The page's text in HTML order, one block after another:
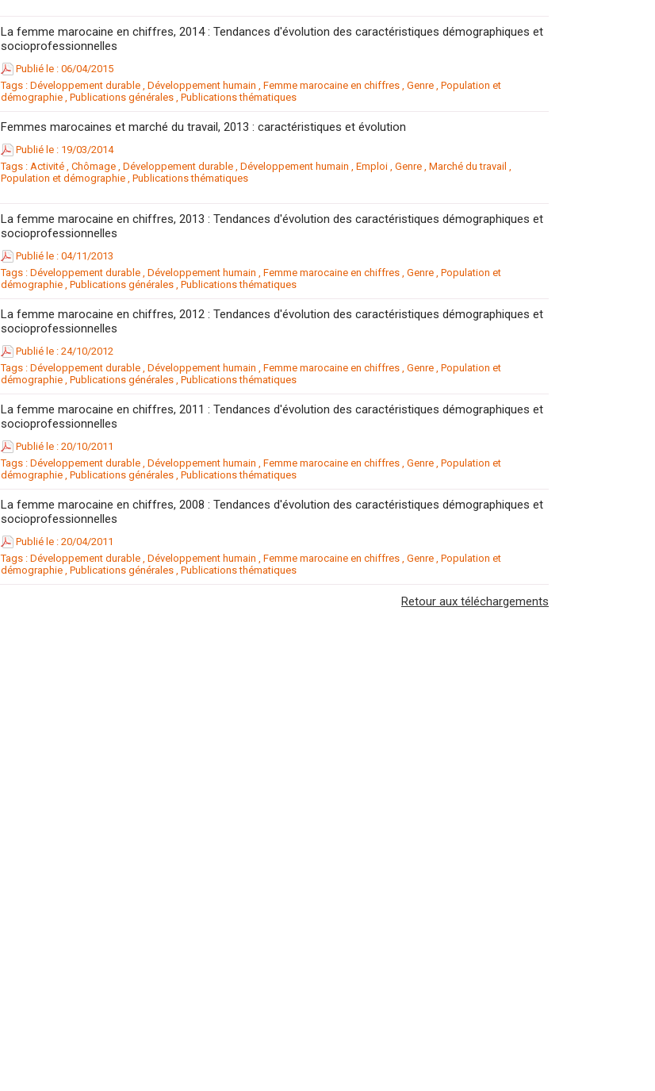
La femme marocaine en chiffres, 2014 : Tendances d'évolution des caractéristiques démographiques et
socioprofessionnelles
Publié le : 06/04/2015
Tags : Développement durable , Développement humain , Femme marocaine en chiffres , Genre , Population et
démographie , Publications générales , Publications thématiques
Femmes marocaines et marché du travail, 2013 : caractéristiques et évolution
Publié le : 19/03/2014
Tags : Activité , Chômage , Développement durable , Développement humain , Emploi , Genre , Marché du travail ,
Population et démographie , Publications thématiques
La femme marocaine en chiffres, 2013 : Tendances d'évolution des caractéristiques démographiques et
socioprofessionnelles
Publié le : 04/11/2013
Tags : Développement durable , Développement humain , Femme marocaine en chiffres , Genre , Population et
démographie , Publications générales , Publications thématiques
La femme marocaine en chiffres, 2012 : Tendances d'évolution des caractéristiques démographiques et
socioprofessionnelles
Publié le : 24/10/2012
Tags : Développement durable , Développement humain , Femme marocaine en chiffres , Genre , Population et
démographie , Publications générales , Publications thématiques
La femme marocaine en chiffres, 2011 : Tendances d'évolution des caractéristiques démographiques et
socioprofessionnelles
Publié le : 20/10/2011
Tags : Développement durable , Développement humain , Femme marocaine en chiffres , Genre , Population et
démographie , Publications générales , Publications thématiques
La femme marocaine en chiffres, 2008 : Tendances d'évolution des caractéristiques démographiques et
socioprofessionnelles
Publié le : 20/04/2011
Tags : Développement durable , Développement humain , Femme marocaine en chiffres , Genre , Population et
démographie , Publications générales , Publications thématiques
Retour aux téléchargements